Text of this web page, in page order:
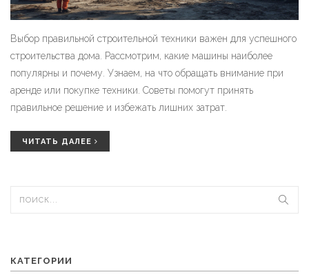
Выбор правильной строительной техники важен для успешного
строительства дома. Рассмотрим, какие машины наиболее
популярны и почему. Узнаем, на что обращать внимание при
аренде или покупке техники. Советы помогут принять
правильное решение и избежать лишних затрат.
ЧИТАТЬ ДАЛЕЕ
КАТЕГОРИИ